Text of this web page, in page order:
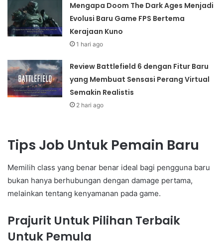
Mengapa Doom The Dark Ages Menjadi
Evolusi Baru Game FPS Bertema
Kerajaan Kuno
1 hari ago
Review Battlefield 6 dengan Fitur Baru
yang Membuat Sensasi Perang Virtual
Semakin Realistis
2 hari ago
Tips Job Untuk Pemain Baru
Memilih class yang benar benar ideal bagi pengguna baru
bukan hanya berhubungan dengan damage pertama,
melainkan tentang kenyamanan pada game.
Prajurit Untuk Pilihan Terbaik
Untuk Pemula